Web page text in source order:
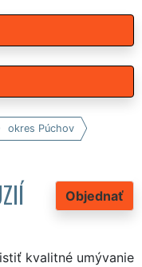
okres Púchov
Objednať
kvalitné umývanie